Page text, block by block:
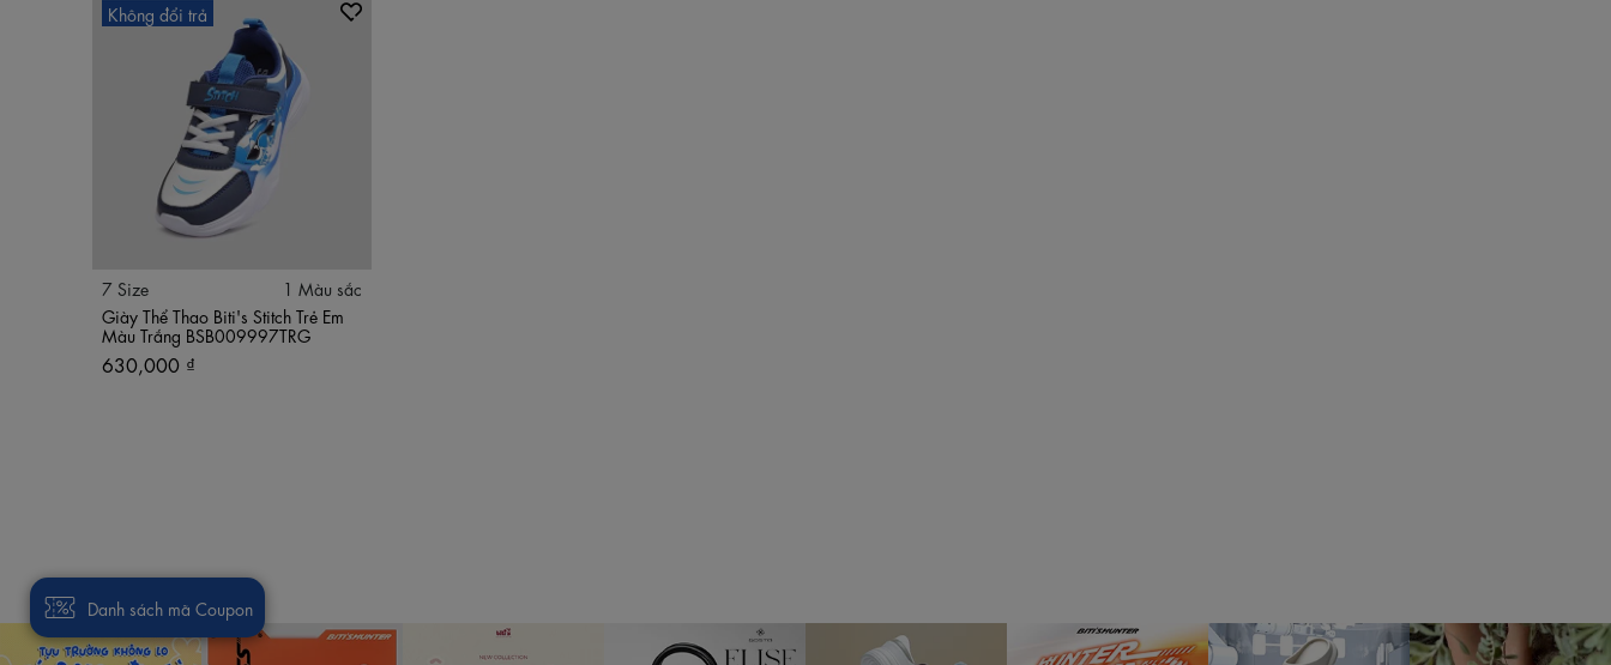
Mã sản phẩm: BSB009997TRG
Thương hiệu: Biti’s
Dòng sản phẩm: Stitch Kids Collection
Màu sắc: Trắng – Xanh Navy
Chất liệu: Da PU + Vải lưới thoáng khí
Đế: Phylon siêu nhẹ, chống trơn trượt
Kiểu dáng: Giày thể thao trẻ em
Size: 28 – 34
Không đổi trả
7 Size
1 Màu sắc
Giày Thể Thao Biti's Stitch Trẻ Em
Màu Trắng BSB009997TRG
630,000 ₫
Danh sách mã Coupon